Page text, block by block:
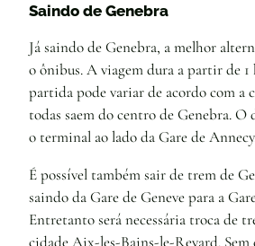
Saindo de Genebra
Já saindo de Genebra, a melhor
o ônibus. A viagem dura a partir de 1
partida pode variar de acordo com a
todas saem do centro de Genebra. O
o terminal ao lado da Gare de
É possível também sair de trem de
saindo da Gare de Geneve para a
Entretanto será necessária troca de
cidade Aix-les-Bains-le-Revard.